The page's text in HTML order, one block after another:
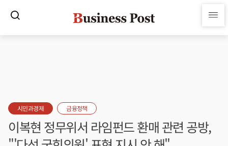
시민과경제 금융정책
이복현 정무위서 라임펀드 환매 관련 공방,